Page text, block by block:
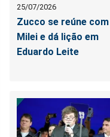
25/07/2026
Zucco se reúne com
Milei e dá lição em
Eduardo Leite